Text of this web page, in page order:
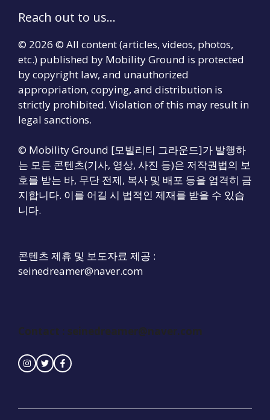
Reach out to us...
© 2026 © All content (articles, videos, photos,
etc.) published by Mobility Ground is protected
by copyright law, and unauthorized
appropriation, copying, and distribution is
strictly prohibited. Violation of this may result in
legal sanctions.
© Mobility Ground [모빌리티 그라운드]가 발행하
는 모든 콘텐츠(기사, 영상, 사진 등)은 저작권법의 보
호를 받는 바, 무단 전제, 복사 및 배포 등을 엄격히 금
지합니다. 이를 어길 시 법적인 제재를 받을 수 있습
니다.
콘텐츠 제휴 및 보도자료 제공 :
seinedreamer@naver.com
Contact : seinedreamer@naver.com